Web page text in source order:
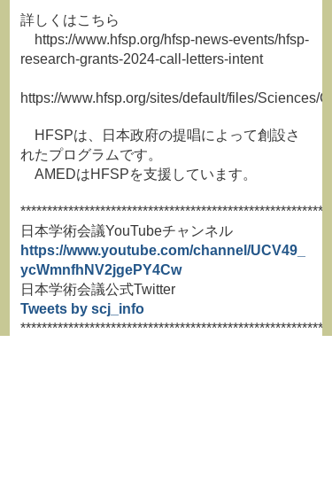
詳しくはこちら
https://www.hfsp.org/hfsp-news-events/hfsp-
research-grants-2024-call-letters-intent
https://www.hfsp.org/sites/default/files/Sciences/
HFSPは、日本政府の提唱によって創設さ
れたプログラムです。
AMEDはHFSPを支援しています。
日本学術会議YouTubeチャンネル
https://www.youtube.com/channel/UCV49_
ycWmnfhNV2jgePY4Cw
日本学術会議公式Twitter
Tweets by scj_info